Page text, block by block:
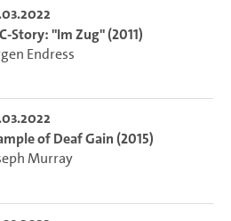
Story: "Im Zug" (2011)
Endress
of Deaf Gain (2015)
Murray